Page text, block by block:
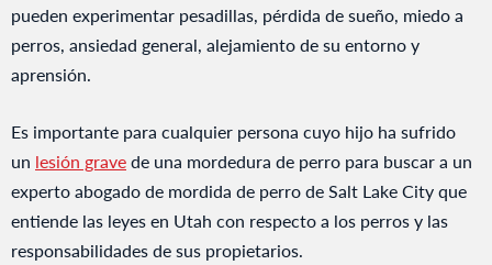
pueden experimentar pesadillas, pérdida de sueño, miedo a
perros, ansiedad general, alejamiento de su entorno y
aprensión.
Es importante para cualquier persona cuyo hijo ha sufrido
un lesión gravede una mordedura de perro para buscar a un
experto abogado de mordida de perro de Salt Lake City que
entiende las leyes en Utah con respecto a los perros y las
responsabilidades de sus propietarios.